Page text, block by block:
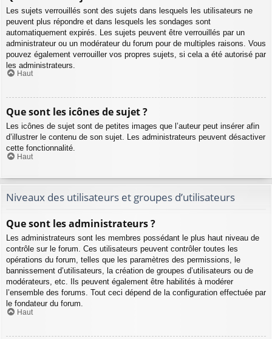
Les sujets verrouillés sont des sujets dans lesquels les utilisateurs ne
peuvent plus répondre et dans lesquels les sondages sont
automatiquement expirés. Les sujets peuvent être verrouillés par un
administrateur ou un modérateur du forum pour de multiples raisons. Vous
pouvez également verrouiller vos propres sujets, si cela a été autorisé par
les administrateurs.
Haut
Que sont les icônes de sujet ?
Les icônes de sujet sont de petites images que l’auteur peut insérer afin
d’illustrer le contenu de son sujet. Les administrateurs peuvent désactiver
cette fonctionnalité.
Haut
Niveaux des utilisateurs et groupes d’utilisateurs
Que sont les administrateurs ?
Les administrateurs sont les membres possédant le plus haut niveau de
contrôle sur le forum. Ces utilisateurs peuvent contrôler toutes les
opérations du forum, telles que les paramètres des permissions, le
bannissement d’utilisateurs, la création de groupes d’utilisateurs ou de
modérateurs, etc. Ils peuvent également être habilités à modérer
l’ensemble des forums. Tout ceci dépend de la configuration effectuée par
le fondateur du forum.
Haut